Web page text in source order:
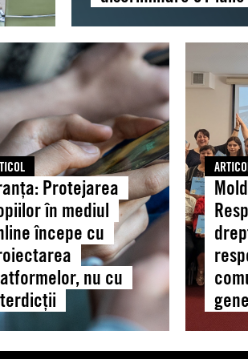
Protejarea
în mediul
începe cu
nu cu
comună
pentru
toate